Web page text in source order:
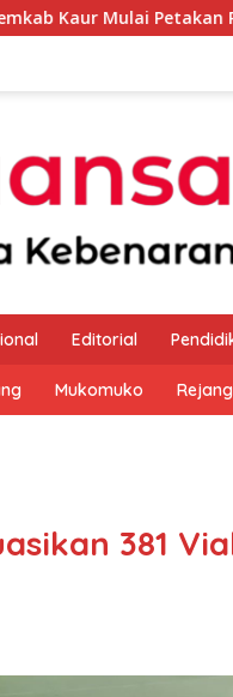
Petakan Potensi Produk
Editorial
Mukomuko
381